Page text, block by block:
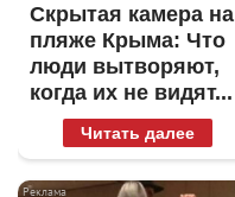
Скрытая камера на
пляже Крыма: Что
люди вытворяют,
когда их не видят...
Читать далее